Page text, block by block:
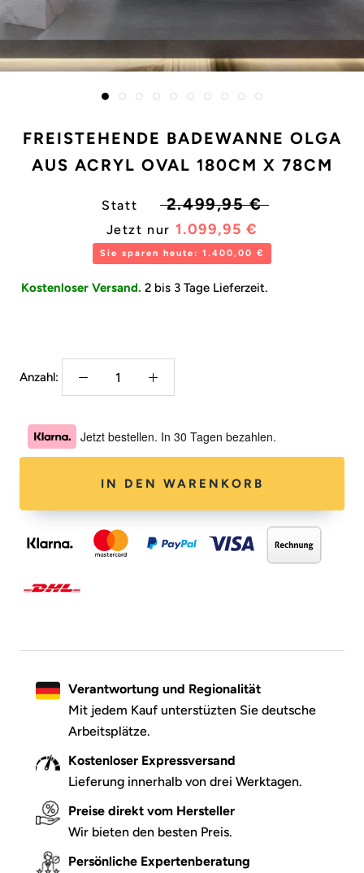
FREISTEHENDE BADEWANNE OLGA
AUS ACRYL OVAL 180CM X 78CM
Statt 2.499,95 €
Jetzt nur 1.099,95 €
Sie sparen heute: 1.400,00 €
Kostenloser Versand. 2 bis 3 Tage Lieferzeit.
Anzahl:
Jetzt bestellen. In 30 Tagen bezahlen.
IN DEN WARENKORB
Verantwortung und Regionalität
Mit jedem Kauf unterstüzten Sie deutsche
Arbeitsplätze.
Kostenloser Expressversand
Lieferung innerhalb von drei Werktagen.
Preise direkt vom Hersteller
Wir bieten den besten Preis.
Persönliche Expertenberatung